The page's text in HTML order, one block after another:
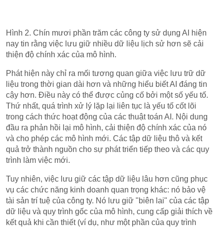
Hình 2. Chín mươi phần trăm các công ty sử dụng AI hiện
nay tin rằng việc lưu giữ nhiều dữ liệu lịch sử hơn sẽ cải
thiện độ chính xác của mô hình.
Phát hiện này chỉ ra mối tương quan giữa việc lưu trữ dữ
liệu trong thời gian dài hơn và những hiểu biết AI đáng tin
cậy hơn. Điều này có thể được củng cố bởi một số yếu tố.
Thứ nhất, quá trình xử lý lặp lại liên tục là yếu tố cốt lõi
trong cách thức hoạt động của các thuật toán AI. Nội dung
đầu ra phản hồi lại mô hình, cải thiện độ chính xác của nó
và cho phép các mô hình mới. Các tập dữ liệu thô và kết
quả trở thành nguồn cho sự phát triển tiếp theo và các quy
trình làm việc mới.
Tuy nhiên, việc lưu giữ các tập dữ liệu lâu hơn cũng phục
vụ các chức năng kinh doanh quan trọng khác: nó bảo vệ
tài sản trí tuệ của công ty. Nó lưu giữ "biên lai" của các tập
dữ liệu và quy trình gốc của mô hình, cung cấp giải thích về
kết quả khi cần thiết (ví dụ, như một phần của quy trình